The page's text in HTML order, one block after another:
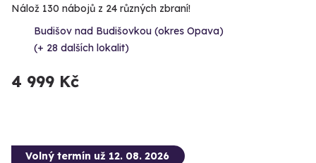
Nálož 130 nábojů z 24 různých zbraní!
Budišov nad Budišovkou (okres Opava)
(+ 28 dalších lokalit)
4 999 Kč
Volný termín už 12. 08. 2026